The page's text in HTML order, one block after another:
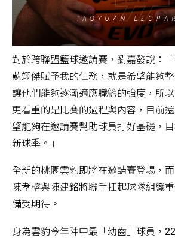
對於跨聯盟籃球邀請賽，劉嘉發說：
蘇翊傑賦予我的任務，就是希望能夠
讓他們能夠逐漸適應職籃的強度，所
更看重的是比賽的過程與內容，目前
望能夠在邀請賽幫助球員打好基礎，
新球季。」
全新的桃園雲豹即將在邀請賽登場，
陳孝榕與陳建銘將聯手扛起球隊組織
備受期待。
身為雲豹今年陣中最「幼齒」球員，